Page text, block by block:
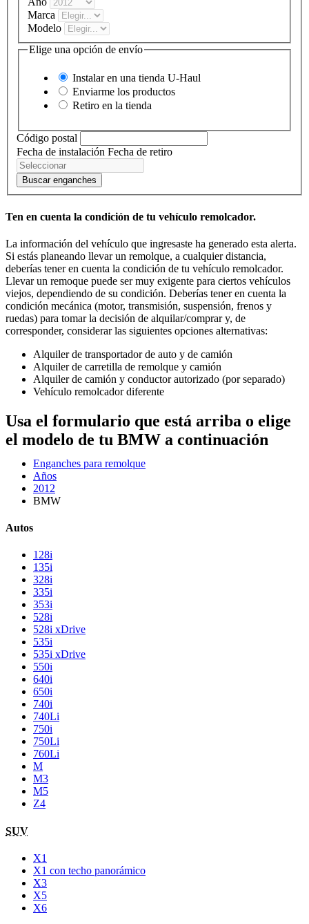
Marca
Modelo
Elige una opción de envío
Instalar en una tienda U-Haul
Enviarme los productos
Retiro en la tienda
Código postal
Fecha de instalación Fecha de retiro
Buscar enganches
Ten en cuenta la condición de tu vehículo remolcador.
La información del vehículo que ingresaste ha generado esta alerta.
Si estás planeando llevar un remolque, a cualquier distancia,
deberías tener en cuenta la condición de tu vehículo remolcador.
Llevar un remoque puede ser muy exigente para ciertos vehículos
viejos, dependiendo de su condición. Deberías tener en cuenta la
condición mecánica (motor, transmisión, suspensión, frenos y
ruedas) para tomar la decisión de alquilar/comprar y, de
corresponder, considerar las siguientes opciones alternativas:
Alquiler de transportador de auto y de camión
Alquiler de carretilla de remolque y camión
Alquiler de camión y conductor autorizado (por separado)
Vehículo remolcador diferente
Usa el formulario que está arriba o elige
el modelo de tu BMW a continuación
Enganches para remolque
Años
2012
BMW
Autos
128i
135i
328i
335i
353i
528i
528i xDrive
535i
535i xDrive
550i
640i
650i
740i
740Li
750i
750Li
760Li
M
M3
M5
Z4
SUV
X1
X1 con techo panorámico
X3
X5
X6